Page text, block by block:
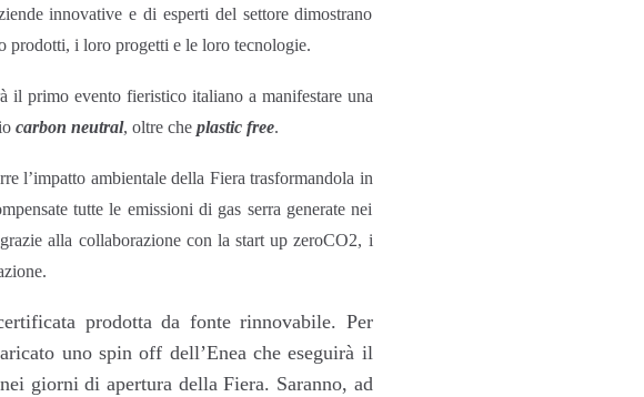
innovative e di esperti del settore dimostrano
prodotti, i loro progetti e le loro tecnologie.
il primo evento fieristico italiano a manifestare una
carbon neutral, oltre che plastic free.
l’impatto ambientale della Fiera trasformandola in
tutte le emissioni di gas serra generate nei
alla collaborazione con la start up zeroCO2, i
prodotta da fonte rinnovabile. Per
uno spin off dell’Enea che eseguirà il
giorni di apertura della Fiera. Saranno, ad